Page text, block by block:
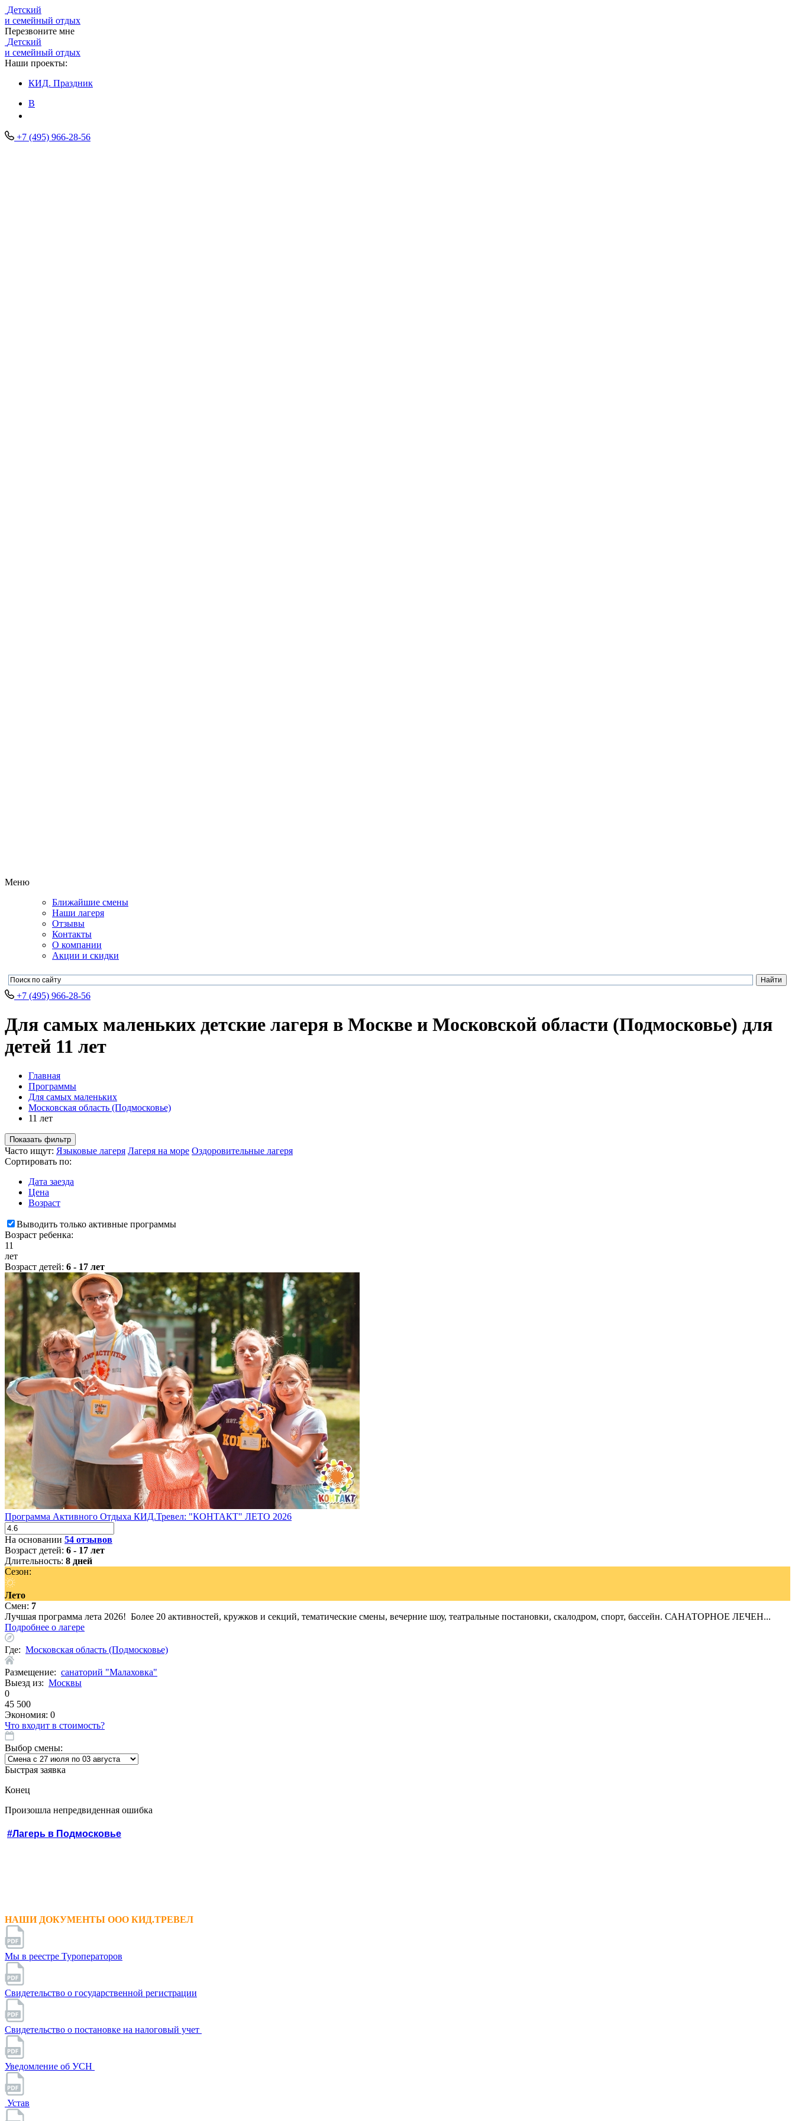
Детский
и семейный отдых
Перезвоните мне
Детский
и семейный отдых
Наши проекты:
КИД. Праздник
В
+7 (495) 966-28-56
Меню
Ближайшие смены
Наши лагеря
Отзывы
Контакты
О компании
Акции и скидки
+7 (495) 966-28-56
Для самых маленьких детские лагеря в Москве и Московской области (Подмосковье) для
детей 11 лет
Главная
Программы
Для самых маленьких
Московская область (Подмосковье)
11 лет
Показать фильтр
Часто ищут: Языковые лагеря Лагеря на море Оздоровительные лагеря
Сортировать по:
Дата заезда
Цена
Возраст
Выводить только активные программы
Возраст ребенка:
11
лет
Возраст детей: 6 - 17 лет
Программа Активного Отдыха КИД.Тревел: "КОНТАКТ" ЛЕТО 2026
На основании 54 отзывов
Возраст детей: 6 - 17 лет
Длительность: 8 дней
Сезон:
Лето
Смен: 7
Лучшая программа лета 2026! Более 20 активностей, кружков и секций, тематические смены, вечерние шоу, театральные постановки, скалодром, спорт, бассейн. САНАТОРНОЕ ЛЕЧЕН...
Подробнее о лагере
Где: Московская область (Подмосковье)
Размещение: санаторий "Малаховка"
Выезд из: Москвы
0
45 500
Экономия: 0
Что входит в стоимость?
Выбор смены:
Быстрая заявка
Конец
Произошла непредвиденная ошибка
#Лагерь в Подмосковье
НАШИ ДОКУМЕНТЫ ООО КИД.ТРЕВЕЛ
Мы в реестре Туроператоров
Свидетельство о государственной регистрации
Свидетельство о постановке на налоговый учет
Уведомление об УСН
Устав